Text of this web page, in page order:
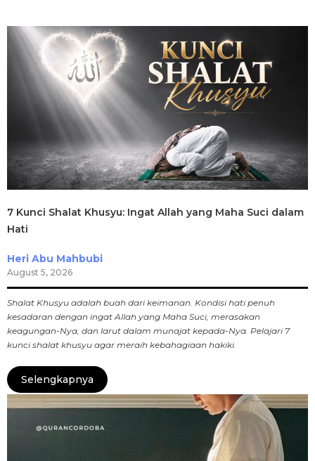
7 Kunci Shalat Khusyu: Ingat Allah yang Maha Suci dalam
Hati
Heri Abu Mahbubi
August 5, 2026
Shalat Khusyu adalah buah dari keimanan. Kondisi hati penuh
kesadaran dengan ingat Allah yang Maha Suci, merasakan
keagungan-Nya, dan larut dalam munajat kepada-Nya. Pelajari 7
kunci shalat khusyu agar meraih kebahagiaan hakiki.
Selengkapnya